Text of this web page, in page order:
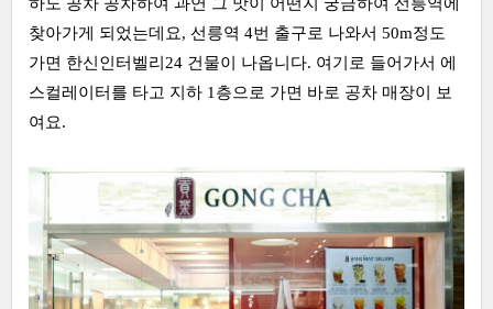
찾아가게 되었는데요, 선릉역 4번 출구로 나와서 50m정도
가면 한신인터벨리24 건물이 나옵니다. 여기로 들어가서 에
스컬레이터를 타고 지하 1층으로 가면 바로 공차 매장이 보
여요.